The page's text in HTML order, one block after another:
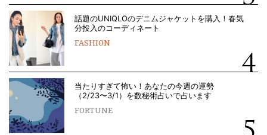
話題のUNIQLOのデニムジャケットを購入！春気
分投入のコーディネート
FASHION
当たりすぎて怖い！あなたの今週の運勢
（2/23〜3/1）を数秘術占いで占います
FORTUNE